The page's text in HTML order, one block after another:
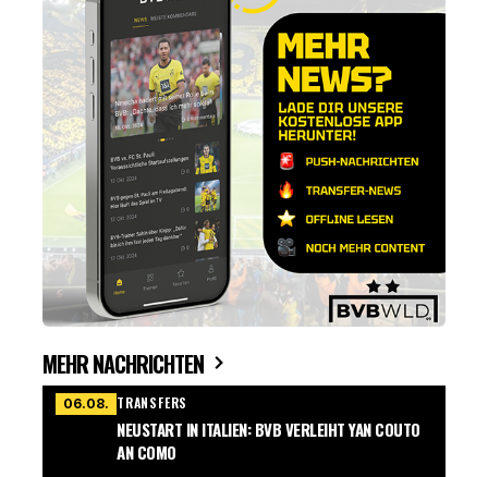
MEHR NACHRICHTEN
06.08. TRANSFERS
NEUSTART IN ITALIEN: BVB VERLEIHT YAN COUTO
AN COMO